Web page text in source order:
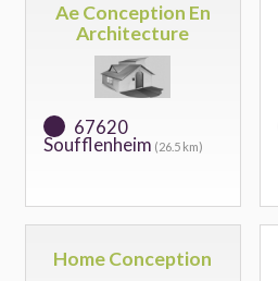
Ae Conception En
Architecture
67620
Soufflenheim (26.5 km)
Home Conception